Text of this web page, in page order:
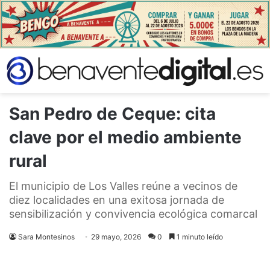
San Pedro de Ceque: cita
clave por el medio ambiente
rural
El municipio de Los Valles reúne a vecinos de
diez localidades en una exitosa jornada de
sensibilización y convivencia ecológica comarcal
Sara Montesinos 29 mayo, 2026 0 1 minuto leído